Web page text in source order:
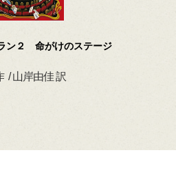
ン２ 命がけのステージ
/ 山岸由佳 訳